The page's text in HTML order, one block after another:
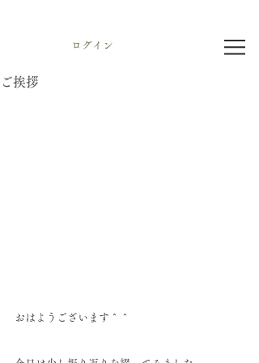
ログイン
ご挨拶
おはようございます＾＾